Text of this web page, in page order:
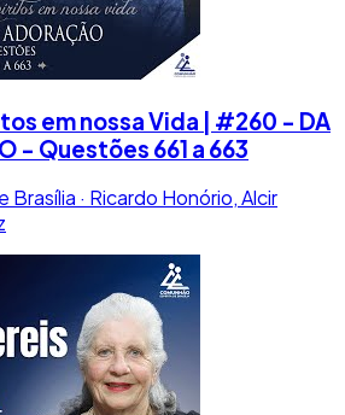
em nossa Vida | #260 - DA
- Questões 661 a 663
· Ricardo Honório, Alcir